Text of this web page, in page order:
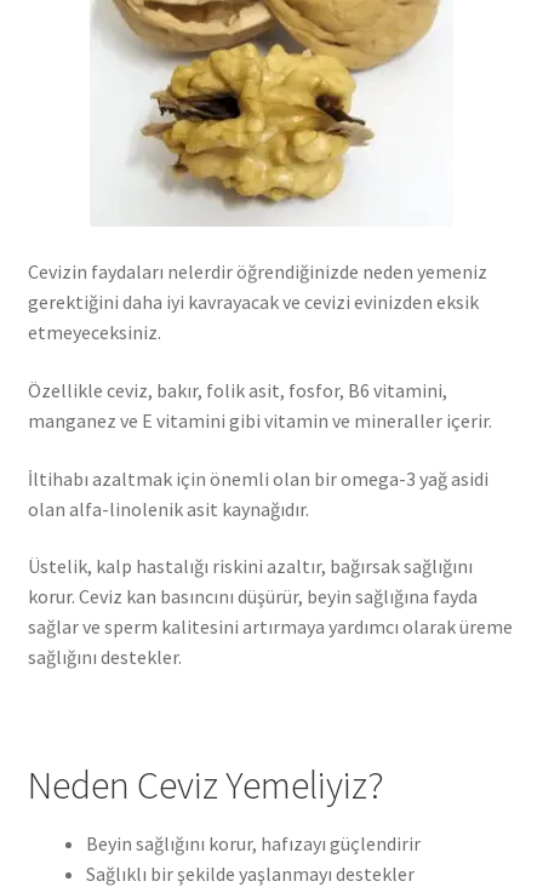
Cevizin faydaları nelerdir öğrendiğinizde neden yemeniz
gerektiğini daha iyi kavrayacak ve cevizi evinizden eksik
etmeyeceksiniz.
Özellikle ceviz, bakır, folik asit, fosfor, B6 vitamini,
manganez ve E vitamini gibi vitamin ve mineraller içerir.
İltihabı azaltmak için önemli olan bir omega-3 yağ asidi
olan alfa-linolenik asit kaynağıdır.
Üstelik, kalp hastalığı riskini azaltır, bağırsak sağlığını
korur. Ceviz kan basıncını düşürür, beyin sağlığına fayda
sağlar ve sperm kalitesini artırmaya yardımcı olarak üreme
sağlığını destekler.
Neden Ceviz Yemeliyiz?
Beyin sağlığını korur, hafızayı güçlendirir
Sağlıklı bir şekilde yaşlanmayı destekler